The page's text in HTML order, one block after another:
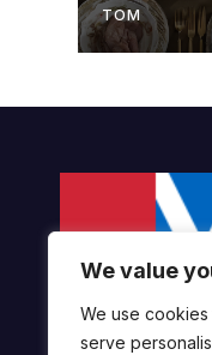
We value
We use
serve
TOM